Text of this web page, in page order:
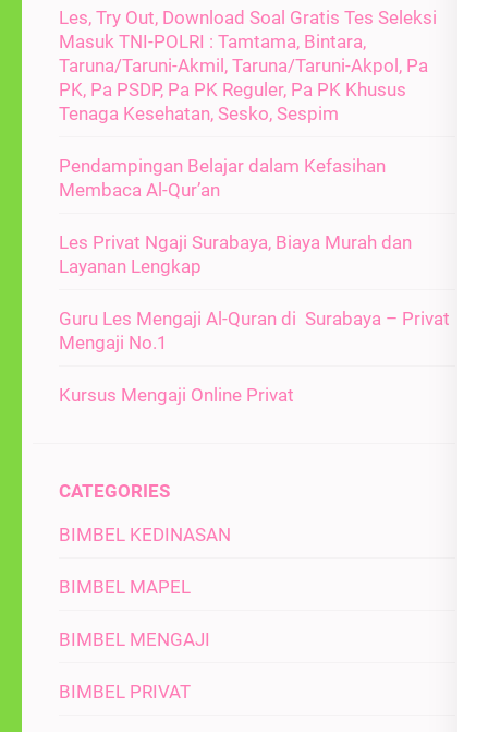
Les, Try Out, Download Soal Gratis Tes Seleksi
Masuk TNI-POLRI : Tamtama, Bintara,
Taruna/Taruni-Akmil, Taruna/Taruni-Akpol, Pa
PK, Pa PSDP, Pa PK Reguler, Pa PK Khusus
Tenaga Kesehatan, Sesko, Sespim
Pendampingan Belajar dalam Kefasihan
Membaca Al-Qur’an
Les Privat Ngaji Surabaya, Biaya Murah dan
Layanan Lengkap
Guru Les Mengaji Al-Quran di Surabaya – Privat
Mengaji No.1
Kursus Mengaji Online Privat
CATEGORIES
BIMBEL KEDINASAN
BIMBEL MAPEL
BIMBEL MENGAJI
BIMBEL PRIVAT